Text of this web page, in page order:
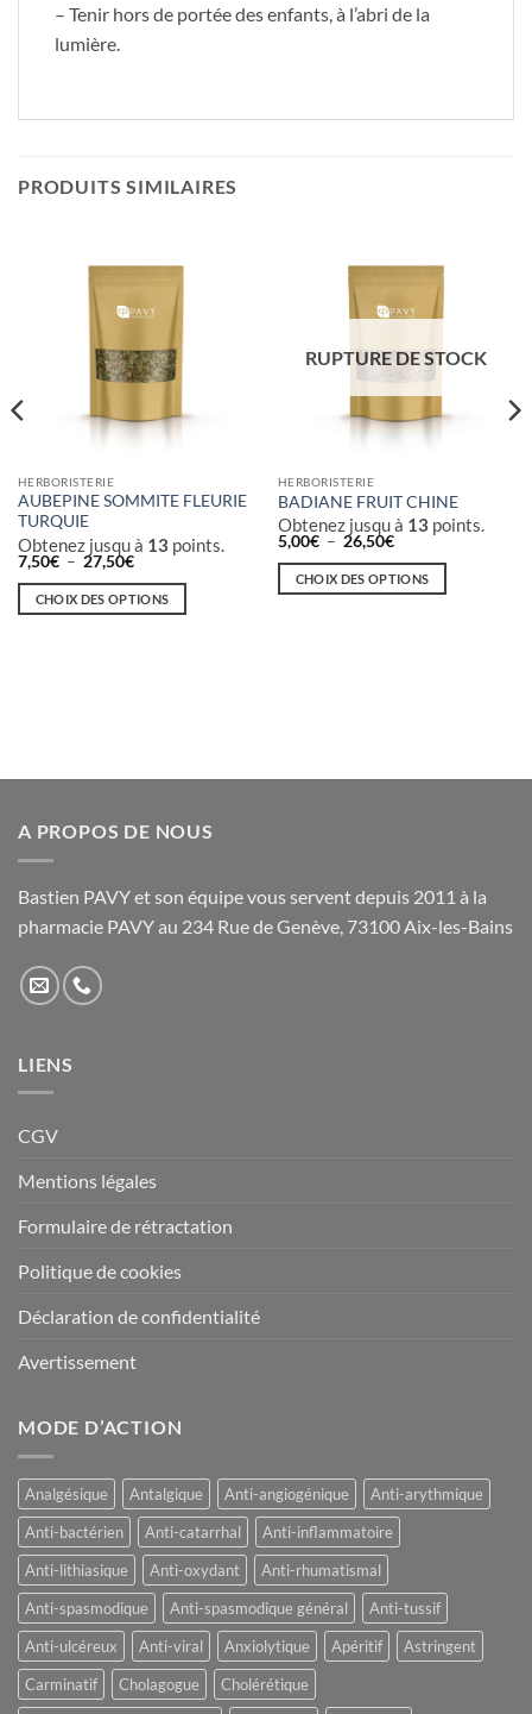
– Tenir hors de portée des enfants, à l’abri de la
lumière.
PRODUITS SIMILAIRES
HERBORISTERIE
AUBEPINE SOMMITE FLEURIE
TURQUIE
Obtenez jusqu à 13 points.
7,50€ – 27,50€Plage
prix :
7,50€
CHOIX DES OPTIONS
options
être
la
page
produit
RUPTURE DE STOCK
HERBORISTERIE
BADIANE FRUIT CHINE
Obtenez jusqu à 13 points.
5,00€ – 26,50€Plage
prix :
5,00€
CHOIX DES OPTIONS
peuvent
page
du
A PROPOS DE NOUS
Bastien PAVY et son équipe vous servent depuis 2011 à la
pharmacie PAVY au 234 Rue de Genève, 73100 Aix-les-Bains
LIENS
CGV
Mentions légales
Formulaire de rétractation
Politique de cookies
Déclaration de confidentialité
Avertissement
MODE D’ACTION
Analgésique Antalgique Anti-angiogénique
Anti-arythmique
Anti-bactérien
Anti-catarrhal
Anti-inflammatoire
Anti-lithiasique
Anti-oxydant
Anti-rhumatismal
Anti-spasmodique
Anti-spasmodique général
Anti-tussif
Anti-ulcéreux
Anti-viral Anxiolytique Apéritif
Astringent
Carminatif
Cholagogue
Cholérétique